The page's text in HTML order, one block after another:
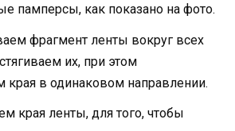
памперсы, как показано на фото.
фрагмент ленты вокруг всех
их, при этом
края в одинаковом направлении.
края ленты, для того, чтобы